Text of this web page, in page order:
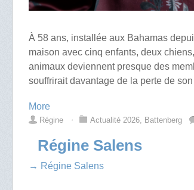
À 58 ans, installée aux Bahamas
maison avec cinq enfants, deux
animaux deviennent presque des
souffrirait davantage de la perte de
More
Régine ⋅ Actualité 2026, Battenberg
Régine Salens
→ Régine Salens